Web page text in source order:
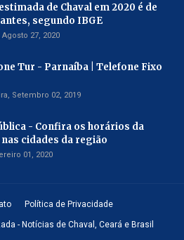
de Chaval em 2020 é de
segundo IBGE
Agosto 27, 2020
Tur - Parnaíba | Telefone Fixo
Setembro 02, 2019
- Confira os horários da
cidades da região
01, 2020
Política de Privacidade
- Notícias de Chaval, Ceará e Brasil